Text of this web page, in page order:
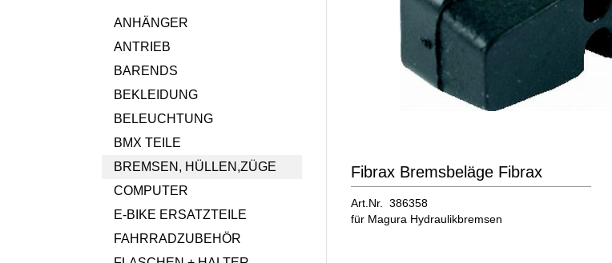
ANHÄNGER
ANTRIEB
BARENDS
BEKLEIDUNG
BELEUCHTUNG
BMX TEILE
BREMSEN, HÜLLEN,ZÜGE
COMPUTER
E-BIKE ERSATZTEILE
FAHRRADZUBEHÖR
Fibrax Bremsbeläge Fibrax
Art.Nr. 386358
für Magura Hydraulikbremsen